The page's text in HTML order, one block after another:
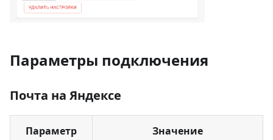
Параметры подключения
Почта на Яндексе
Параметр Значение